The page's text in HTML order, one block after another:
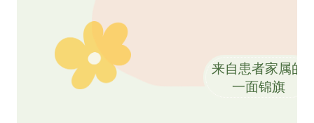
来自患者家属的
一面锦旗